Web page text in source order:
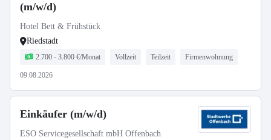
(m/w/d)
Hotel Bett & Frühstück
Riedstadt
2.700 - 3.800 €/Monat Vollzeit Teilzeit Firmenwohnung
09.08.2026
Einkäufer (m/w/d)
ESO Servicegesellschaft mbH Offenbach